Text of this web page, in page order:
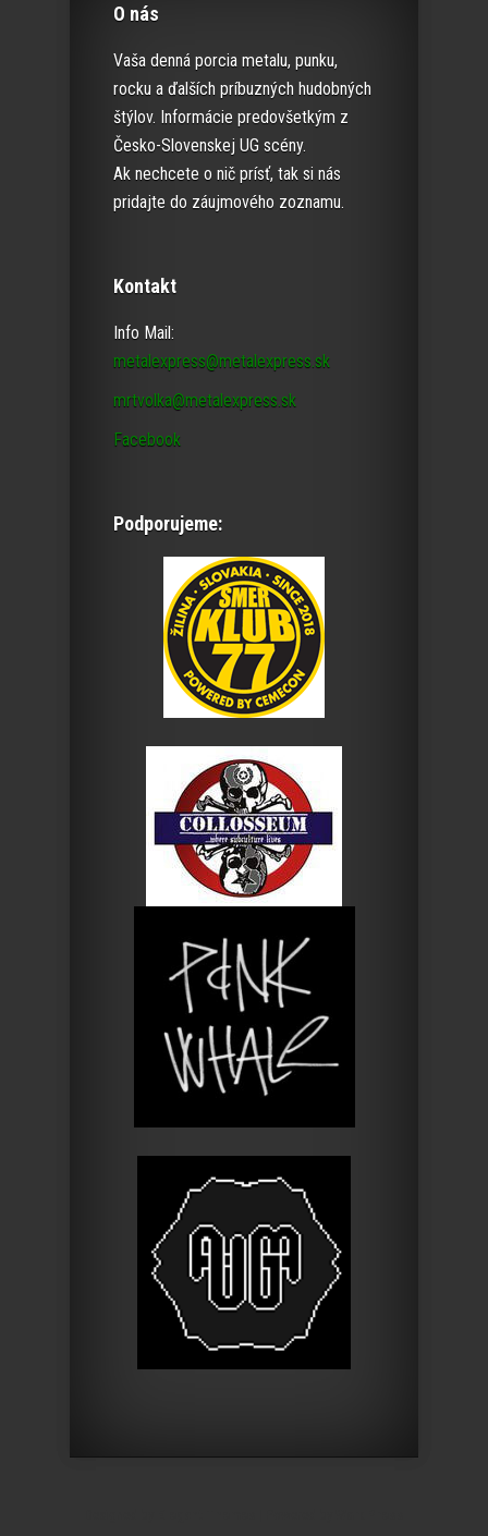
O nás
Vaša denná porcia metalu, punku,
rocku a ďalších príbuzných hudobných
štýlov. Informácie predovšetkým z
Česko-Slovenskej UG scény.
Ak nechcete o nič prísť, tak si nás
pridajte do záujmového zoznamu.
Kontakt
Info Mail:
metalexpress@metalexpress.sk
mrtvolka@metalexpress.sk
Facebook
Podporujeme: